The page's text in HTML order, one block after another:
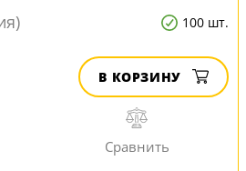
100 шт.
В КОРЗИНУ